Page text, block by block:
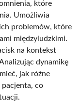
które
Umożliwia
problemów, które
międzyludzkimi.
na kontekst
dynamikę
jak różne
pacjenta, co